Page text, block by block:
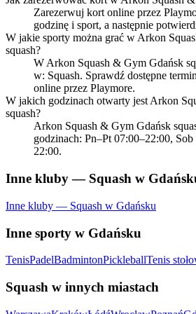
Zarezerwuj kort online przez
godzinę i sport, a następnie
W jakie sporty można grać w Arkon
squash?
W Arkon Squash & Gym Gdańsk
w: Squash. Sprawdź dostępne
online przez Playmore.
W jakich godzinach otwarty jest Arkon
squash?
Arkon Squash & Gym Gdańsk
godzinach: Pn–Pt 07:00–22:00,
22:00.
Inne kluby — Squash w
Inne kluby — Squash w Gdańsku
Inne sporty w Gdańsku
TenisPadelBadmintonPickleballTenis
Squash w innych miastach